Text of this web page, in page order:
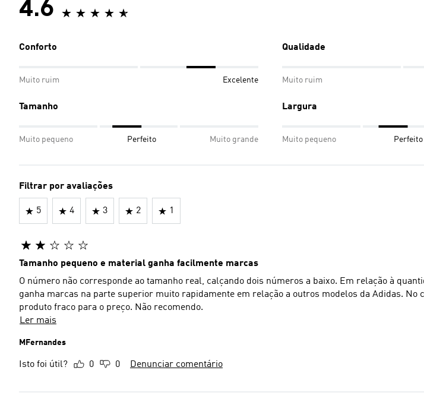
4.6
Conforto
Muito ruim Excelente
Qualidade
Muito ruim
Tamanho
Muito pequeno Perfeito Muito grande
Largura
Muito pequeno Perfeito
Filtrar por avaliações
5 4 3 2 1
Tamanho pequeno e material ganha facilmente marcas
O número não corresponde ao tamanho real, calçando dois números a baixo. Em relação à
ganha marcas na parte superior muito rapidamente em relação a outros modelos da Adidas. No
produto fraco para o preço. Não recomendo.
Ler mais
MFernandes
Isto foi útil? 0 0 Denunciar comentário